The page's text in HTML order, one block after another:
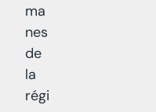
ma
nes
de
la
régi